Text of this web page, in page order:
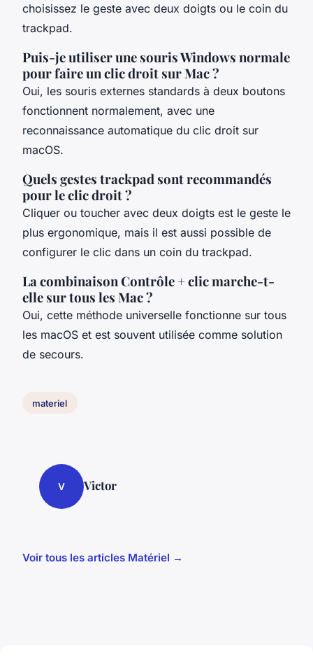
choisissez le geste avec deux doigts ou le coin du
trackpad.
Puis-je utiliser une souris Windows normale
pour faire un clic droit sur Mac ?
Oui, les souris externes standards à deux boutons
fonctionnent normalement, avec une
reconnaissance automatique du clic droit sur
macOS.
Quels gestes trackpad sont recommandés
pour le clic droit ?
Cliquer ou toucher avec deux doigts est le geste le
plus ergonomique, mais il est aussi possible de
configurer le clic dans un coin du trackpad.
La combinaison Contrôle + clic marche-t-
elle sur tous les Mac ?
Oui, cette méthode universelle fonctionne sur tous
les macOS et est souvent utilisée comme solution
de secours.
materiel
V Victor
Voir tous les articles Matériel →